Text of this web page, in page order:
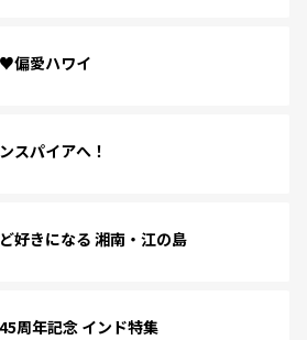
偏愛ハワイ
スパイアへ！
好きになる 湘南・江の島
周年記念 インド特集